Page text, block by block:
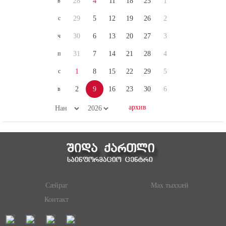
с
ч
п
с
в
29
30
31
1
2
5
6
7
8
9
12
13
14
15
16
19
20
21
22
23
26
27
28
29
30
2
3
4
5
6
Сæйраг
Мах тыххæй
Контакт